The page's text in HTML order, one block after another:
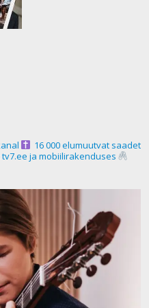
16 000 elumuutvat saadet
tv7.ee ja mobiilirakenduses